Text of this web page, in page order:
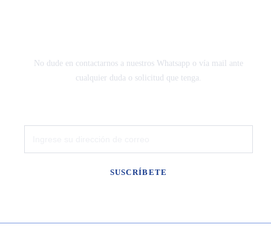
No dude en contactarnos a nuestros Whatsapp o vía mail ante
cualquier duda o solicitud que tenga.
SUSCRÍBETE